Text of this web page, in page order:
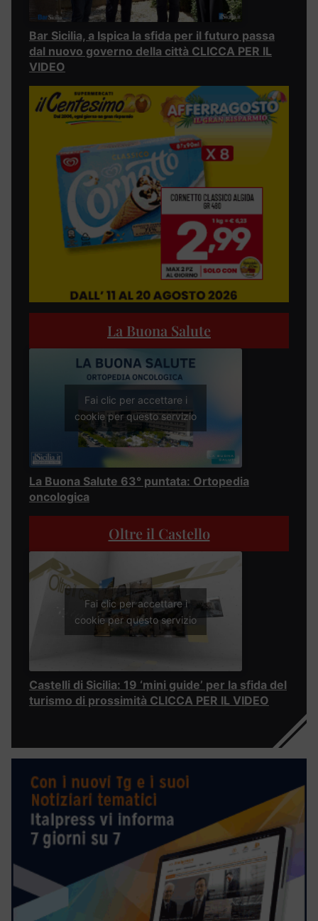
Bar Sicilia, a Ispica la sfida per il futuro passa
dal nuovo governo della città CLICCA PER IL
VIDEO
La Buona Salute
Fai clic per accettare i
cookie per questo servizio
La Buona Salute 63° puntata: Ortopedia
oncologica
Oltre il Castello
Fai clic per accettare i
cookie per questo servizio
Castelli di Sicilia: 19 ‘mini guide’ per la sfida del
turismo di prossimità CLICCA PER IL VIDEO